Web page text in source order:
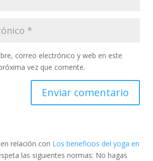
correo electrónico y web en este
vez que comente.
relación con Los beneficios del yoga en
las siguientes normas: No hagas